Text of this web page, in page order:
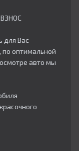
для Вас
оптимальной
авто мы